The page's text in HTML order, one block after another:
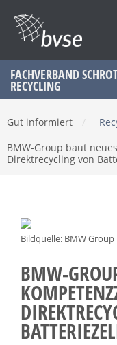
FACHVERBAND
RECYCLING
Gut informiert
BMW-Group baut
Direktrecycling von
Bildquelle: BMW Group
BMW-